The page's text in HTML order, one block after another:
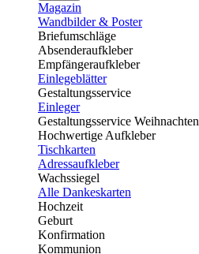
Magazin
Wandbilder & Poster
Briefumschläge
Absenderaufkleber
Empfängeraufkleber
Einlegeblätter
Gestaltungsservice
Einleger
Gestaltungsservice Weihnachten
Hochwertige Aufkleber
Tischkarten
Adressaufkleber
Wachssiegel
Alle Dankeskarten
Hochzeit
Geburt
Konfirmation
Kommunion